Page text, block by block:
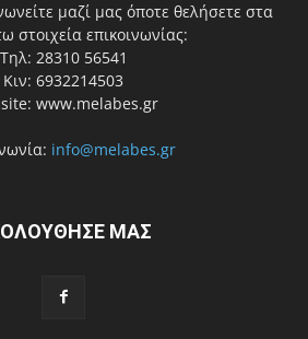
μαζί μας όποτε θελήσετε στα
στοιχεία επικοινωνίας:
Τηλ: 28310 56541
Κιν: 6932214503
www.melabes.gr
info@melabes.gr
ΜΑΣ